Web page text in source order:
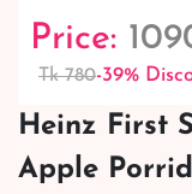
Price:
Tk 780-39%
Heinz First
Apple